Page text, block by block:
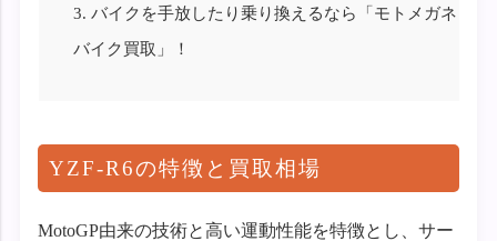
3. バイクを手放したり乗り換えるなら「モトメガネ
バイク買取」！
YZF-R6の特徴と買取相場
MotoGP由来の技術と高い運動性能を特徴とし、サー